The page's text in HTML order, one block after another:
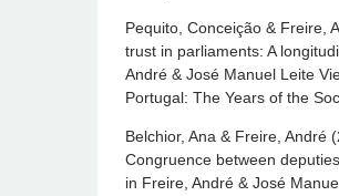
Pequito, Conceição & Freire,
trust in parliaments: A
André & José Manuel Leite
Portugal: The Years of the
Belchior, Ana & Freire, André
Congruence between
in Freire, André & José